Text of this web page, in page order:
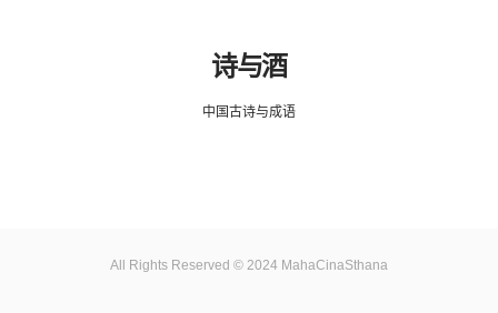
诗与酒
中国古诗与成语
All Rights Reserved © 2024 MahaCinaSthana